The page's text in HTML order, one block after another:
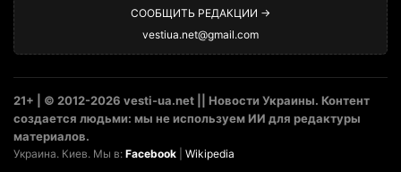
СООБЩИТЬ РЕДАКЦИИ →
vestiua.net@gmail.com
21+ | © 2012-2026 vesti-ua.net || Новости Украины. Контент
создается людьми: мы не используем ИИ для редактуры
материалов.
Украина. Киев. Мы в: Facebook Wikipedia